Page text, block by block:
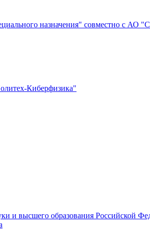
назначения" совместно с
Киберфизика"
и высшего образования Российской